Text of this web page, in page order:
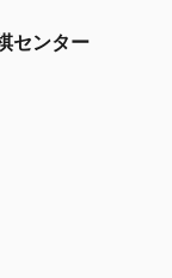
センター